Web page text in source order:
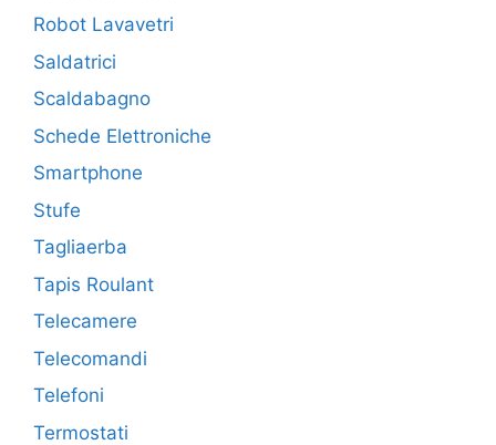
Robot Lavavetri
Saldatrici
Scaldabagno
Schede Elettroniche
Smartphone
Stufe
Tagliaerba
Tapis Roulant
Telecamere
Telecomandi
Telefoni
Termostati